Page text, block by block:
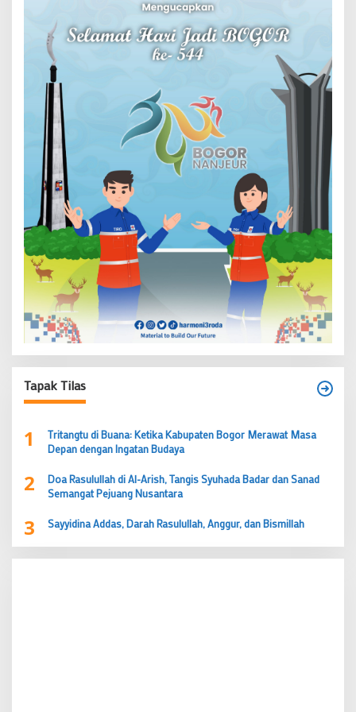
Tapak Tilas
1
Tritangtu di Buana: Ketika Kabupaten Bogor Merawat Masa
Depan dengan Ingatan Budaya
2
Doa Rasulullah di Al-Arish, Tangis Syuhada Badar dan Sanad
Semangat Pejuang Nusantara
3 Sayyidina Addas, Darah Rasulullah, Anggur, dan Bismillah